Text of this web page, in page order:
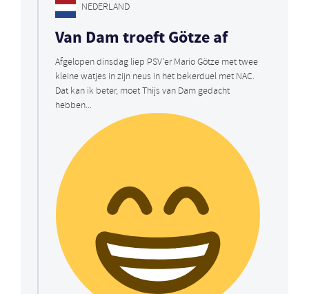
NEDERLAND
Van Dam troeft Götze af
Afgelopen dinsdag liep PSV'er Mario Götze met twee
kleine watjes in zijn neus in het bekerduel met NAC.
Dat kan ik beter, moet Thijs van Dam gedacht
hebben...